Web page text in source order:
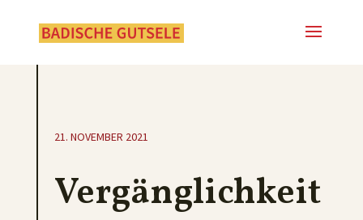
21. NOVEMBER 2021
Vergänglichkeit